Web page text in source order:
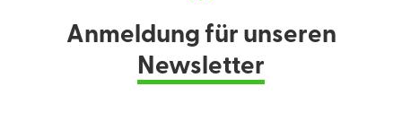
Anmeldung für unseren
Newsletter